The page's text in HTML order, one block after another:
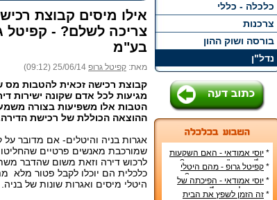
כלכלה - כללי
צרכנות
בורסה ושוק ההון
נדל"ן
* יוסי אמודאי - האם השקעות
נדל"ן בארה"ב הן בטוחות?
* קפיטל גרופ - מהם היטלי
המיסים בקבוצת רכישה?
* יוסי אמודאי - הפיכתה של
דטרויט ליעד נדל"ן מבוקש
* זה הזמן לשפץ את הבית
אילו מיסים קבוצת
צריכה לשלם? - קפיטל
בע"מ
מאת: קפיטל גרופ 25/06/14 (09:12)
קבוצת רכישה זכאית להטבות מס
מגיעות לכל אדם שקונה ישירות
הטבות אלו משפיעות בצורה
ההוצאה הכוללת של רכישת
אגרות בניה והיטלים- אם מדובר על
שמורכבת מאנשים פרטיים שהחליטו
לרכוש דירה וזאת משום שהדבר
כלכלית הם יוכלו לקבל פטור מלא
היטלי מיסים ואגרות שונות של בניה.